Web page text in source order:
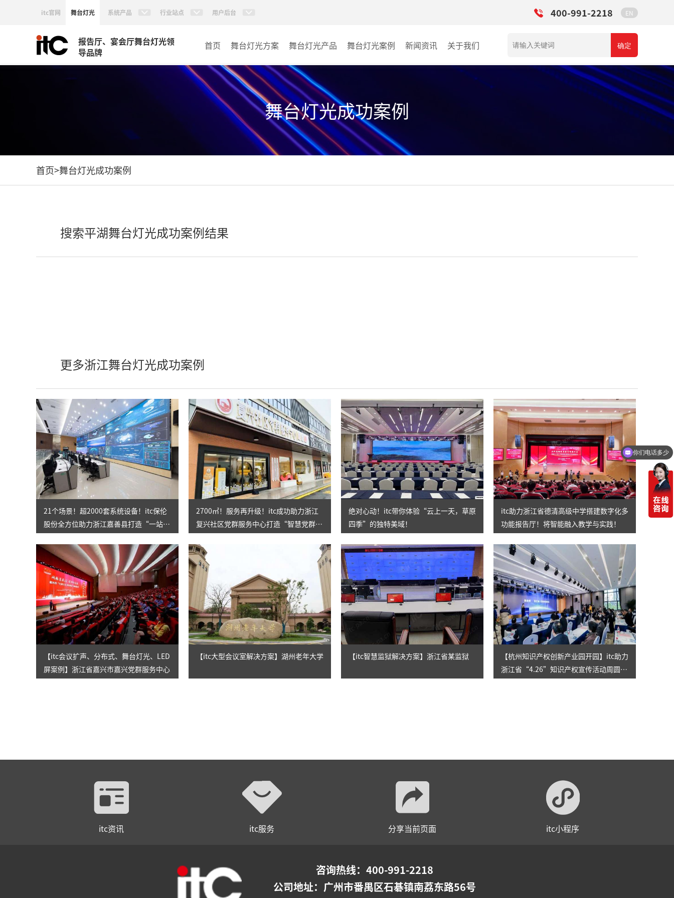
itc官网 舞台灯光 系统产品 行业站点 用户后台 400-991-2218 EN
报告厅、宴会厅舞台灯光领
导品牌
首页 舞台灯光方案 舞台灯光产品
AI智慧声光电视讯管控平
台
特效设备
控台
激光灯
舞台灯光案例
宴会厅
娱乐演出
其它
新闻资讯 关于我们 确定
舞台灯光成功案例
首页>舞台灯光成功案例
搜索平湖舞台灯光成功案例结果
更多浙江舞台灯光成功案例
21个场景！超2000套系统设备！itc保伦
股份全方位助力浙江嘉善县打造“一站
2700㎡！服务再升级！itc成功助力浙江
复兴社区党群服务中心打造“智慧党群之
绝对心动！itc带你体验“云上一天，草原
四季”的独特美域！
itc助力浙江省德清高级中学搭建数字化多
功能报告厅！将智能融入教学与实践！
【itc会议扩声、分布式、舞台灯光、LED
屏案例】浙江省嘉兴市嘉兴党群服务中心
【itc大型会议室解决方案】湖州老年大学 【itc智慧监狱解决方案】浙江省某监狱
【杭州知识产权创新产业园开园】itc助力
浙江省“4.26”知识产权宣传活动周圆满
itc资讯 itc服务 分享当前页面 itc小程序
咨询热线：400-991-2218
公司地址： 广州市番禺区石碁镇南荔东路56号
你们电话多少